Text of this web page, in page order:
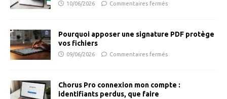
10/06/2026 Commentaires fermés
Pourquoi apposer une signature PDF protège
vos fichiers
09/06/2026 Commentaires fermés
Chorus Pro connexion mon compte :
identifiants perdus, que faire